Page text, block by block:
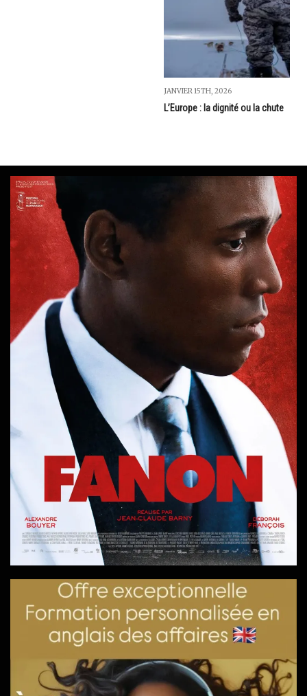
JANVIER 15TH, 2026
L’Europe : la dignité ou la chute